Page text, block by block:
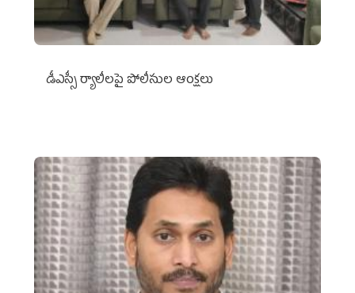
డీఎస్సీ ర్యాలీలపై పోలీసుల ఆంక్షలు